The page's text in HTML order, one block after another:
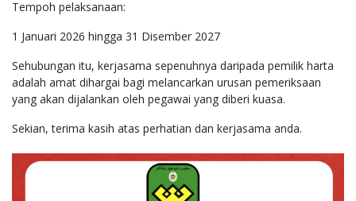
Tempoh pelaksanaan:
1 Januari 2026 hingga 31 Disember 2027
Sehubungan itu, kerjasama sepenuhnya daripada pemilik harta
adalah amat dihargai bagi melancarkan urusan pemeriksaan
yang akan dijalankan oleh pegawai yang diberi kuasa.
Sekian, terima kasih atas perhatian dan kerjasama anda.